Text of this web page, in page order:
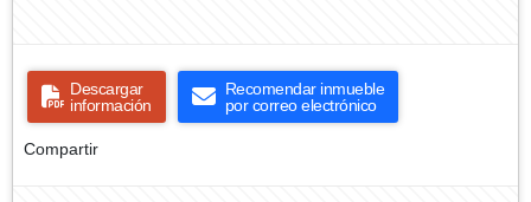
Descargar
información
Recomendar inmueble
por correo electrónico
Compartir